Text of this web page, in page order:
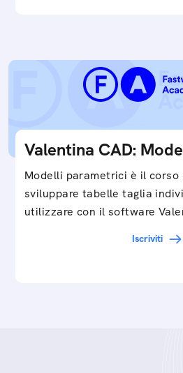
Valentina CAD:
Modelli parametrici è il
sviluppare tabelle taglia
utilizzare con il software
Iscriviti